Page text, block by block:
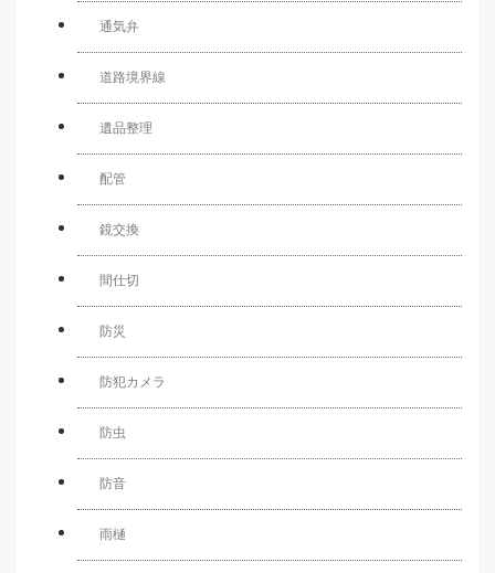
通気弁
道路境界線
遺品整理
配管
鏡交換
間仕切
防災
防犯カメラ
防虫
防音
雨樋